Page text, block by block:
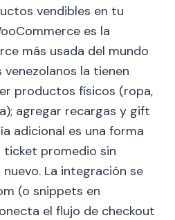
vendibles en tu
es la
más usada del mundo
la tienen
productos físicos (ropa,
agregar recargas y gift
adicional es una forma
promedio sin
La integración se
(o snippets en
el flujo de checkout